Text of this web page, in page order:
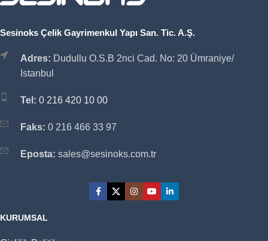
Sesinoks Çelik Gayrimenkul Yapı San. Tic. A.Ş.
Adres: Dudullu O.S.B 2nci Cad. No: 20 Ümraniye/
Istanbul
Tel: 0 216 420 10 00
Faks: 0 216 466 33 97
Eposta: sales@sesinoks.com.tr
KURUMSAL